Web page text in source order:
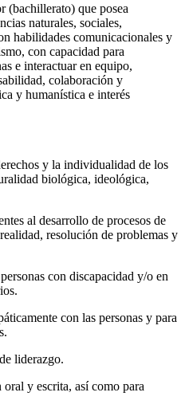
(bachillerato) que posea
naturales, sociales,
habilidades comunicacionales y
con capacidad para
e interactuar en equipo,
colaboración y
y humanística e interés
y la individualidad de los
biológica, ideológica,
al desarrollo de procesos de
resolución de problemas y
con discapacidad y/o en
con las personas y para
liderazgo.
y escrita, así como para